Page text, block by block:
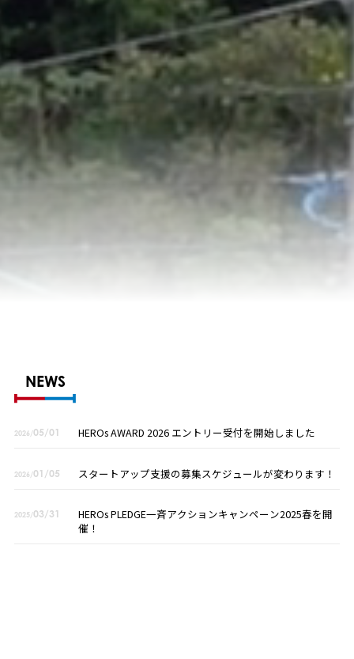
NEWS
2026/05/01 HEROs AWARD 2026 エントリー受付を開始しました
2026/01/05 スタートアップ支援の募集スケジュールが変わります！
2025/03/31
HEROs PLEDGE一斉アクションキャンペーン2025春を開
催！